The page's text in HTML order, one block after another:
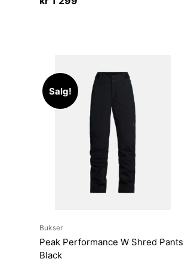
Salg!
Bukser
Peak Performance W Shred Pants
Black